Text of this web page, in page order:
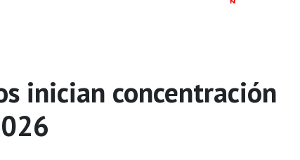
inician concentración